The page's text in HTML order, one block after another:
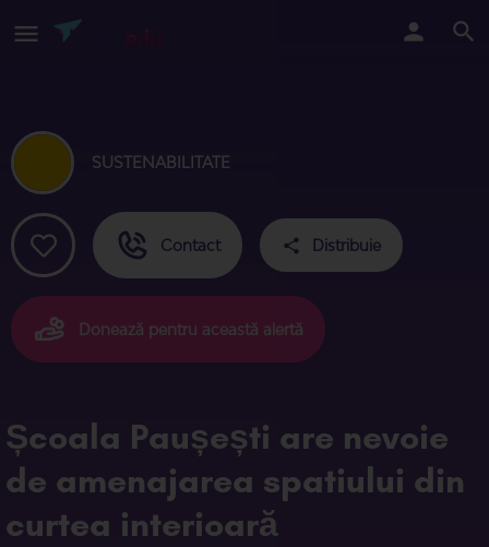
SUSTENABILITATE
Contact Distribuie
Donează pentru această alertă
Școala Paușești are nevoie
de amenajarea spatiului din
curtea interioară